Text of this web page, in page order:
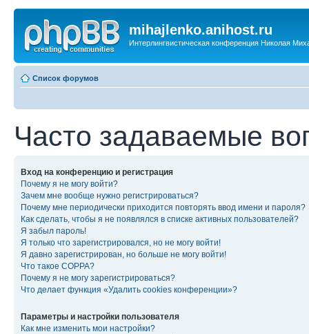
mihajlenko.anihost.ru
Интерлингвистическая конференция Николая
Список форумов
Часто задаваемые
Вход на конференцию и регистрация
Почему я не могу войти?
Зачем мне вообще нужно регистрироваться?
Почему мне периодически приходится повторять ввод имени и пароля?
Как сделать, чтобы я не появлялся в списке активных пользователей?
Я забыл пароль!
Я только что зарегистрировался, но не могу войти!
Я давно зарегистрирован, но больше не могу войти!
Что такое COPPA?
Почему я не могу зарегистрироваться?
Что делает функция «Удалить cookies конференции»?
Параметры и настройки пользователя
Как мне изменить мои настройки?